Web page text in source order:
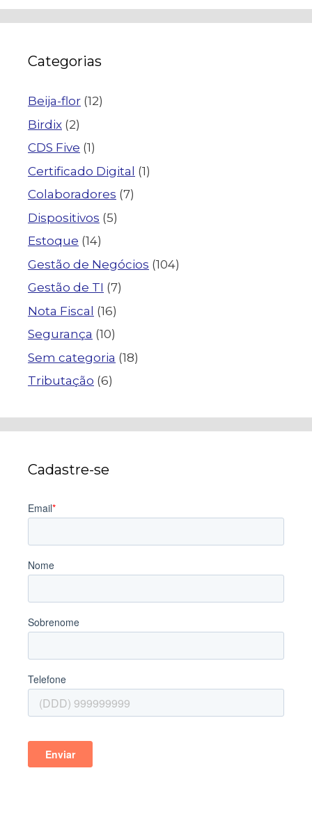
Categorias
Beija-flor (12)
Birdix (2)
CDS Five (1)
Certificado Digital (1)
Colaboradores (7)
Dispositivos (5)
Estoque (14)
Gestão de Negócios (104)
Gestão de TI (7)
Nota Fiscal (16)
Segurança (10)
Sem categoria (18)
Tributação (6)
Cadastre-se